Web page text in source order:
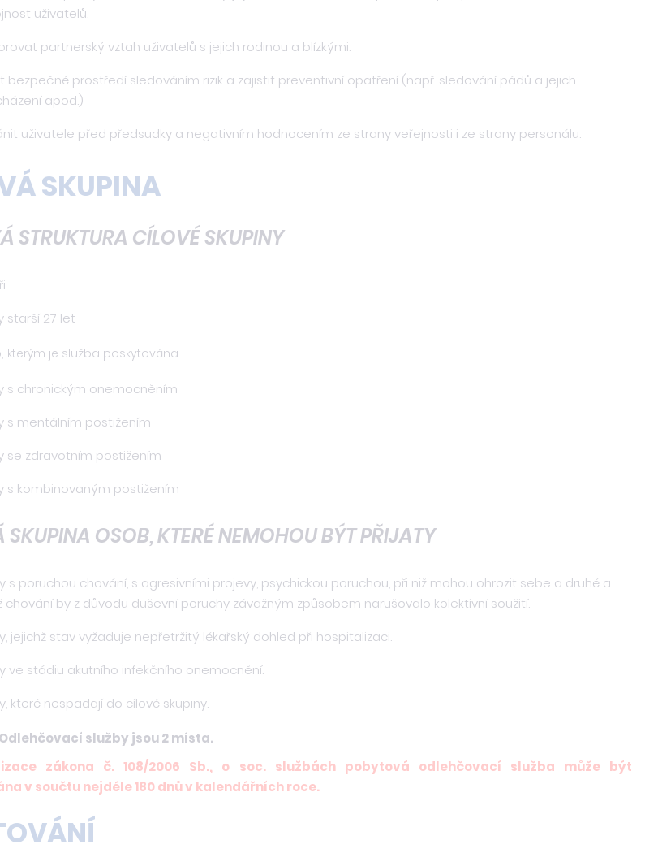
uživatelů.
partnerský vztah uživatelů s jejich rodinou a blízkými.
bezpečné prostředí sledováním rizik a zajistit preventivní opatření (např. sledování pádů a jejich
apod.)
uživatele před předsudky a negativním hodnocením ze strany veřejnosti i ze strany personálu.
SKUPINA
STRUKTURA CÍLOVÉ SKUPINY
starší 27 let
kterým je služba poskytována
s chronickým onemocněním
s mentálním postižením
se zdravotním postižením
s kombinovaným postižením
SKUPINA OSOB, KTERÉ NEMOHOU BÝT PŘIJATY
s poruchou chování, s agresivními projevy, psychickou poruchou, při niž mohou ohrozit sebe a druhé a
chování by z důvodu duševní poruchy závažným způsobem narušovalo kolektivní soužití.
jejichž stav vyžaduje nepřetržitý lékařský dohled při hospitalizaci.
ve stádiu akutního infekčního onemocnění.
které nespadají do cílové skupiny.
služby jsou 2 místa.
zákona č. 108/2006 Sb., o soc. službách pobytová odlehčovací služba může být
v součtu nejdéle 180 dnů v kalendářních roce.